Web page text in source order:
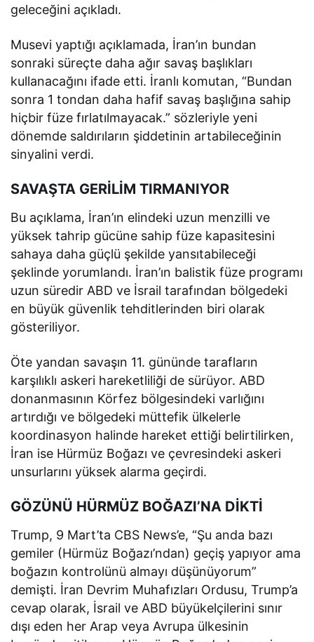
geleceğini açıkladı.
Musevi yaptığı açıklamada, İran’ın bundan
sonraki süreçte daha ağır savaş başlıkları
kullanacağını ifade etti. İranlı komutan, “Bundan
sonra 1 tondan daha hafif savaş başlığına sahip
hiçbir füze fırlatılmayacak.” sözleriyle yeni
dönemde saldırıların şiddetinin artabileceğinin
sinyalini verdi.
SAVAŞTA GERİLİM TIRMANIYOR
Bu açıklama, İran’ın elindeki uzun menzilli ve
yüksek tahrip gücüne sahip füze kapasitesini
sahaya daha güçlü şekilde yansıtabileceği
şeklinde yorumlandı. İran’ın balistik füze programı
uzun süredir ABD ve İsrail tarafından bölgedeki
en büyük güvenlik tehditlerinden biri olarak
gösteriliyor.
Öte yandan savaşın 11. gününde tarafların
karşılıklı askeri hareketliliği de sürüyor. ABD
donanmasının Körfez bölgesindeki varlığını
artırdığı ve bölgedeki müttefik ülkelerle
koordinasyon halinde hareket ettiği belirtilirken,
İran ise Hürmüz Boğazı ve çevresindeki askeri
unsurlarını yüksek alarma geçirdi.
GÖZÜNÜ HÜRMÜZ BOĞAZI’NA DİKTİ
Trump, 9 Mart’ta CBS News’e, “Şu anda bazı
gemiler (Hürmüz Boğazı’ndan) geçiş yapıyor ama
boğazın kontrolünü almayı düşünüyorum”
demişti. İran Devrim Muhafızları Ordusu, Trump’a
cevap olarak, İsrail ve ABD büyükelçilerini sınır
dışı eden her Arap veya Avrupa ülkesinin